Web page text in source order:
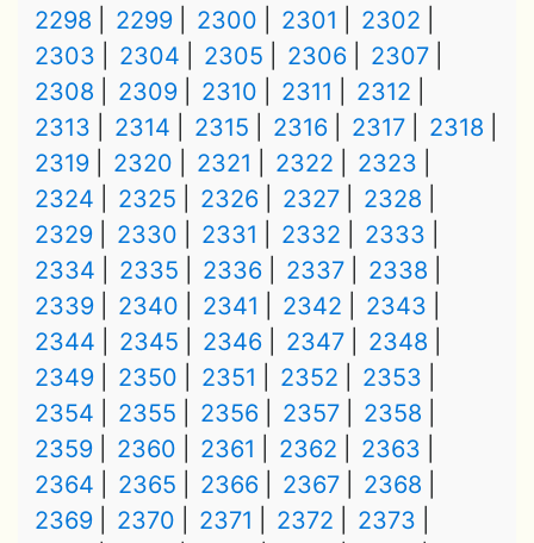
2298
2299 2300 2301
2302
2303
2304 2305 2306
2307
2308
2309 2310 2311
2312
2313
2314 2315 2316 2317
2318
2319
2320 2321 2322
2323
2324
2325 2326 2327
2328
2329
2330 2331 2332
2333
2334
2335 2336 2337
2338
2339
2340 2341 2342
2343
2344
2345 2346 2347
2348
2349
2350 2351 2352
2353
2354
2355 2356 2357
2358
2359
2360 2361 2362
2363
2364
2365 2366 2367
2368
2369
2370 2371 2372
2373